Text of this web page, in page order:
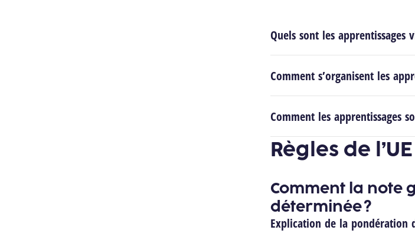
Quels sont les apprentissages
Comment s’organisent les
Comment les apprentissages
Règles de l’UE
Comment la note
déterminée ?
Explication de la pondération